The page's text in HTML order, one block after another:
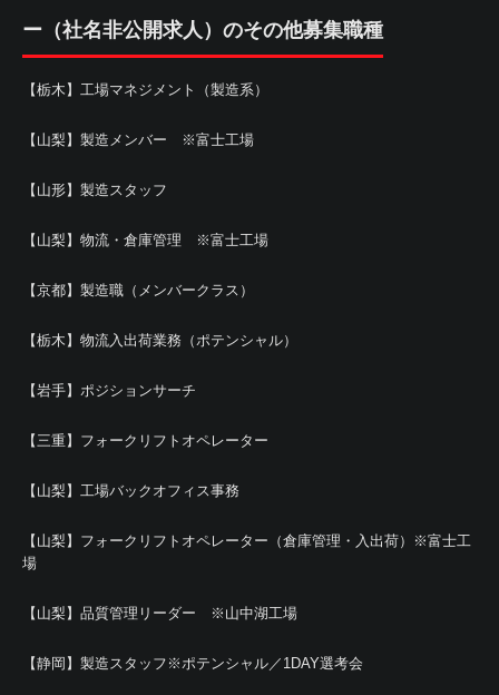
ー（社名非公開求人）のその他募集職種
【栃木】工場マネジメント（製造系）
【山梨】製造メンバー ※富士工場
【山形】製造スタッフ
【山梨】物流・倉庫管理 ※富士工場
【京都】製造職（メンバークラス）
【栃木】物流入出荷業務（ポテンシャル）
【岩手】ポジションサーチ
【三重】フォークリフトオペレーター
【山梨】工場バックオフィス事務
【山梨】フォークリフトオペレーター（倉庫管理・入出荷）※富士工
場
【山梨】品質管理リーダー ※山中湖工場
【静岡】製造スタッフ※ポテンシャル／1DAY選考会